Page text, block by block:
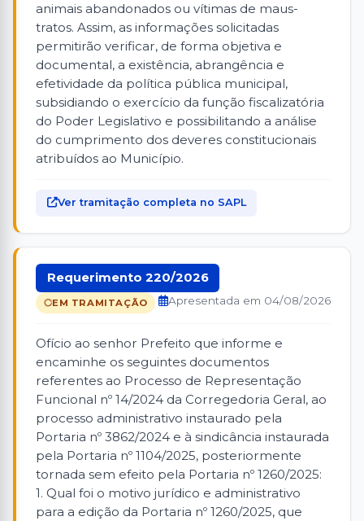
animais abandonados ou vítimas de maus-
tratos. Assim, as informações solicitadas
permitirão verificar, de forma objetiva e
documental, a existência, abrangência e
efetividade da política pública municipal,
subsidiando o exercício da função fiscalizatória
do Poder Legislativo e possibilitando a análise
do cumprimento dos deveres constitucionais
atribuídos ao Município.
Ver tramitação completa no SAPL
Requerimento 220/2026
EM TRAMITAÇÃO Apresentada em 04/08/2026
Ofício ao senhor Prefeito que informe e
encaminhe os seguintes documentos
referentes ao Processo de Representação
Funcional nº 14/2024 da Corregedoria Geral, ao
processo administrativo instaurado pela
Portaria nº 3862/2024 e à sindicância instaurada
pela Portaria nº 1104/2025, posteriormente
tornada sem efeito pela Portaria nº 1260/2025:
1. Qual foi o motivo jurídico e administrativo
para a edição da Portaria nº 1260/2025, que